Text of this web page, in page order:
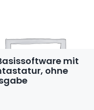
mit
ohne